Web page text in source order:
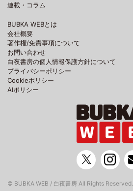
連載・コラム
BUBKA WEBとは
会社概要
著作権/免責事項について
お問い合わせ
白夜書房の個人情報保護方針について
プライバシーポリシー
Cookieポリシー
AIポリシー
© BUBKA WEB / 白夜書房 All Rights Reserved.